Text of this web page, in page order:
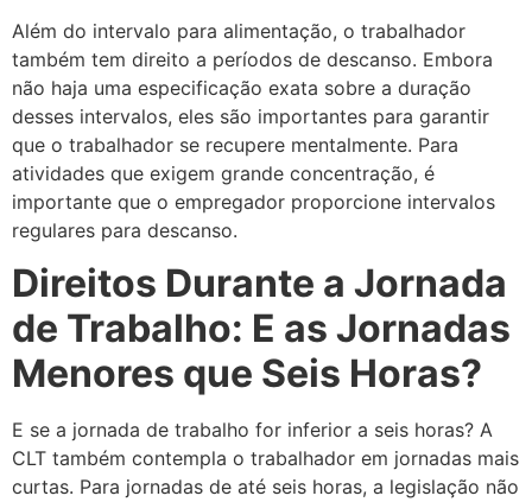
Além do intervalo para alimentação, o trabalhador
também tem direito a períodos de descanso. Embora
não haja uma especificação exata sobre a duração
desses intervalos, eles são importantes para garantir
que o trabalhador se recupere mentalmente. Para
atividades que exigem grande concentração, é
importante que o empregador proporcione intervalos
regulares para descanso.
Direitos Durante a Jornada
de Trabalho: E as Jornadas
Menores que Seis Horas?
E se a jornada de trabalho for inferior a seis horas? A
CLT também contempla o trabalhador em jornadas mais
curtas. Para jornadas de até seis horas, a legislação não